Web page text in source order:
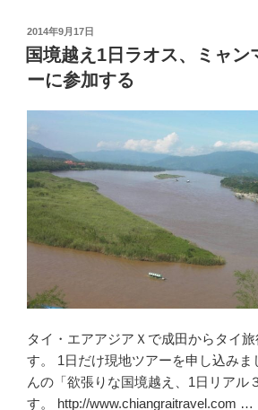
置-
サ
ー
準
備
編”
の
ク
で
し
て
帰
国”
の
投
稿
日:
2014年9月17日
国境越え1日ラオス、ミャン
ーに参加する
タイ・エアアジアＸで成田からタイ
す。 1日だけ現地ツアーを申し込みま
んの「欲張りな国境越え、1日リアル
す。 http://www.chiangraitravel.com …